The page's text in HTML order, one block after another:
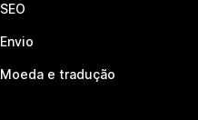
SEO
Envio
Moeda e tradução